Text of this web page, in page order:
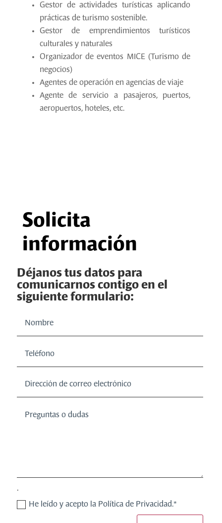
Gestor de actividades turísticas aplicando
prácticas de turismo sostenible.
Gestor de emprendimientos turísticos
culturales y naturales
Organizador de eventos MICE (Turismo de
negocios)
Agentes de operación en agencias de viaje
Agente de servicio a pasajeros, puertos,
aeropuertos, hoteles, etc.
Solicita
información
Déjanos tus datos para
comunicarnos contigo en el
siguiente formulario:
.
He leído y acepto la Política de Privacidad.*